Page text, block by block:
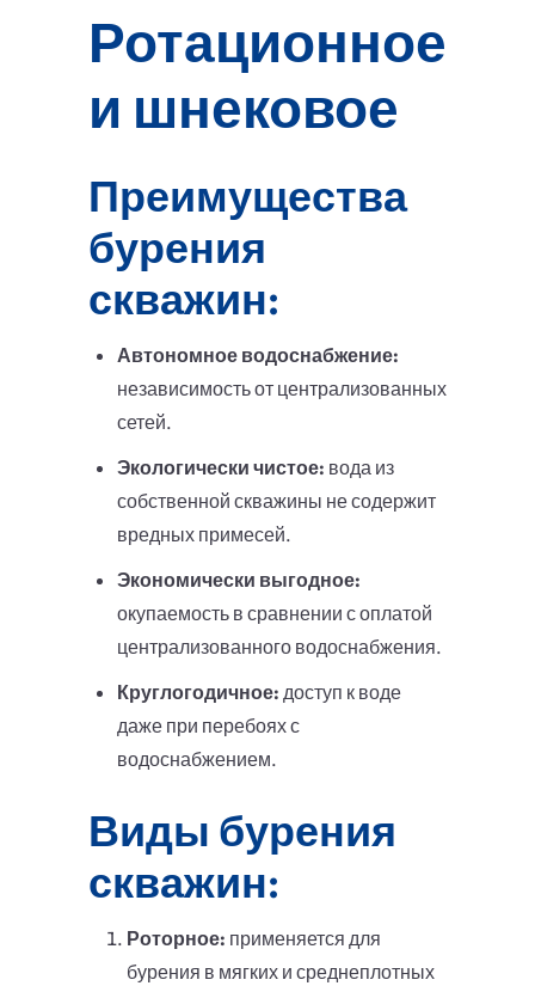
Ротационное
и шнековое
Преимущества
бурения
скважин:
Автономное водоснабжение:
независимость от централизованных
сетей.
Экологически чистое: вода из
собственной скважины не содержит
вредных примесей.
Экономически выгодное:
окупаемость в сравнении с оплатой
централизованного водоснабжения.
Круглогодичное: доступ к воде
даже при перебоях с
водоснабжением.
Виды бурения
скважин:
Роторное: применяется для
бурения в мягких и среднеплотных